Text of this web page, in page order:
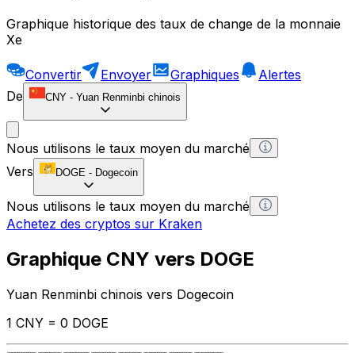
Graphique historique des taux de change de la monnaie
Xe
Convertir Envoyer Graphiques
Alertes
De
CNY - Yuan Renminbi chinois
Nous utilisons le taux moyen du marché
Vers
DOGE - Dogecoin
Nous utilisons le taux moyen du marché
Achetez des cryptos sur Kraken
Graphique CNY vers DOGE
Yuan Renminbi chinois vers Dogecoin
1 CNY = 0 DOGE